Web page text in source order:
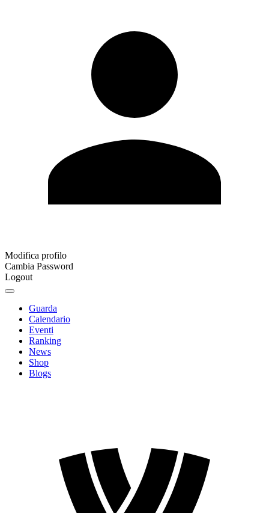
Modifica profilo
Cambia Password
Logout
Guarda
Calendario
Eventi
Ranking
News
Shop
Blogs